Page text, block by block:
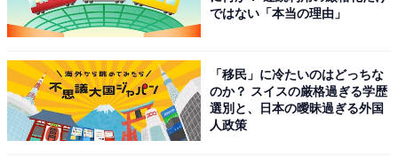
（自治体）」ランキング！ 2位「名取市」を抑
えた1位は？
ではない「本当の理由」
「移民」に冷たいのはどっちな
のか？ スイスの厳格過ぎる学歴
選別と、日本の曖昧過ぎる外国
人政策